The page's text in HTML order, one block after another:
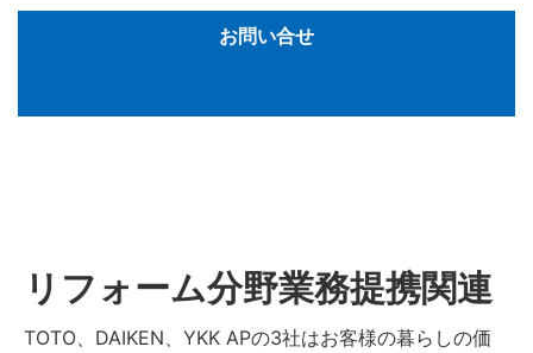
お問い合せ
リフォーム分野業務提携関連
TOTO、DAIKEN、YKK APの3社はお客様の暮らしの価